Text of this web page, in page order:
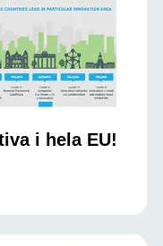
i hela EU!